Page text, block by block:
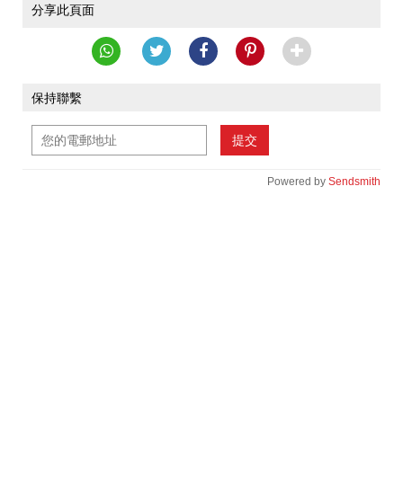
分享此頁面
保持聯繫
提交
Powered by Sendsmith